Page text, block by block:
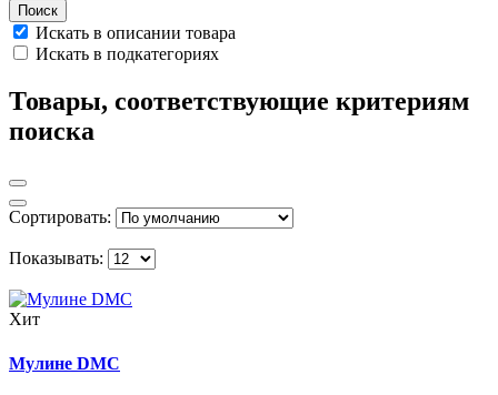
Искать в описании товара
Искать в подкатегориях
Товары, соответствующие критериям
поиска
Сортировать:
Показывать:
Хит
Мулине DMC